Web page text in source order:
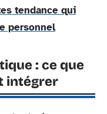
tendance qui
personnel
: ce que
intégrer